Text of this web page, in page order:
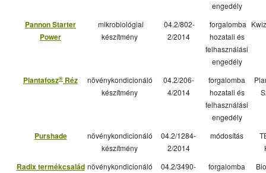
engedély
Pannon Starter
Power
mikrobiológiai
készítmény
04.2/802-
2/2014
forgalomba
hozatali és
felhasználási
engedély
Plantafosz® Réz
növénykondicionáló
készítmény
04.2/206-
4/2014
forgalomba
hozatali és
felhasználási
engedély
Purshade
növénykondicionáló
készítmény
04.2/1284-
2/2014
módosítás
Radix termékcsalád növénykondicionáló
04.2/3490-
forgalomba